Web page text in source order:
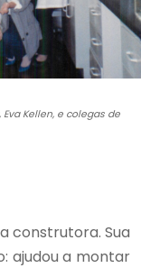
Kellen, e colegas de
construtora. Sua
ajudou a montar